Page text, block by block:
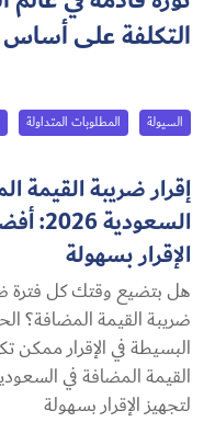
التكلفة على
السيولة المطلوبات المتداولة
إقرار ضريبة القيمة
الإقرار بسهولة
هل بتضيع وقتك كل فترة
ضريبة القيمة المضافة؟
البسيطة في الإقرار ممكن
لتجهيز الإقرار بسهولة